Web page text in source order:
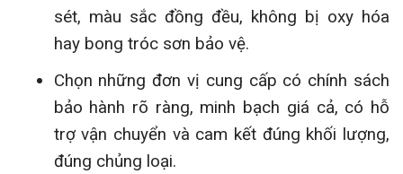
sét, màu sắc đồng đều, không bị oxy hóa
hay bong tróc sơn bảo vệ.
Chọn những đơn vị cung cấp có chính sách
bảo hành rõ ràng, minh bạch giá cả, có hỗ
trợ vận chuyển và cam kết đúng khối lượng,
đúng chủng loại.